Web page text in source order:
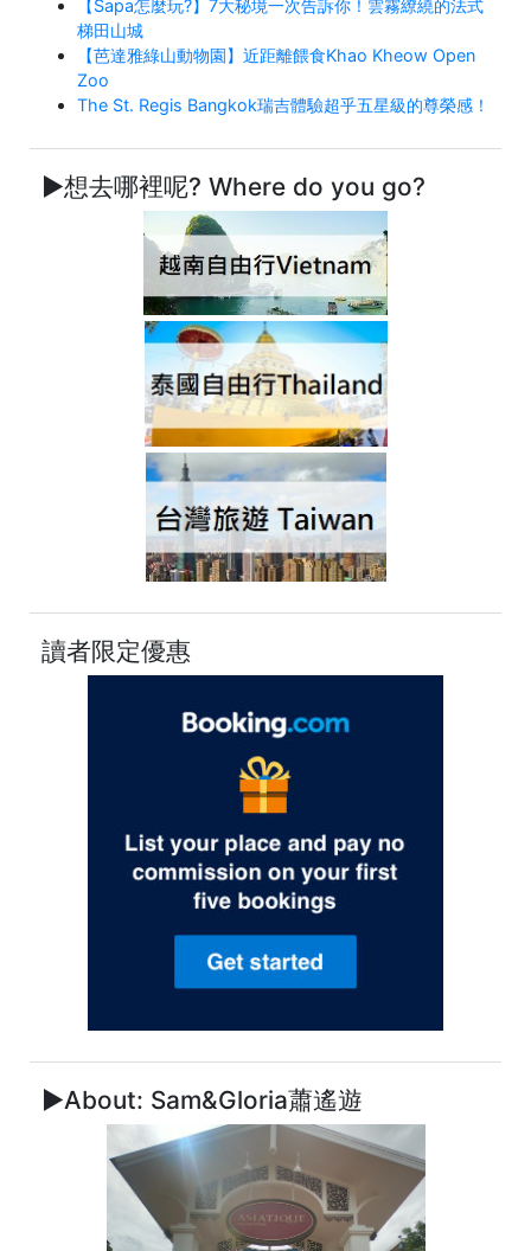
【Sapa怎麼玩?】7大秘境一次告訴你！雲霧繚繞的法式
梯田山城
【芭達雅綠山動物園】近距離餵食Khao Kheow Open
Zoo
The St. Regis Bangkok瑞吉體驗超乎五星級的尊榮感！
►想去哪裡呢? Where do you go?
讀者限定優惠
►About: Sam&Gloria蕭遙遊